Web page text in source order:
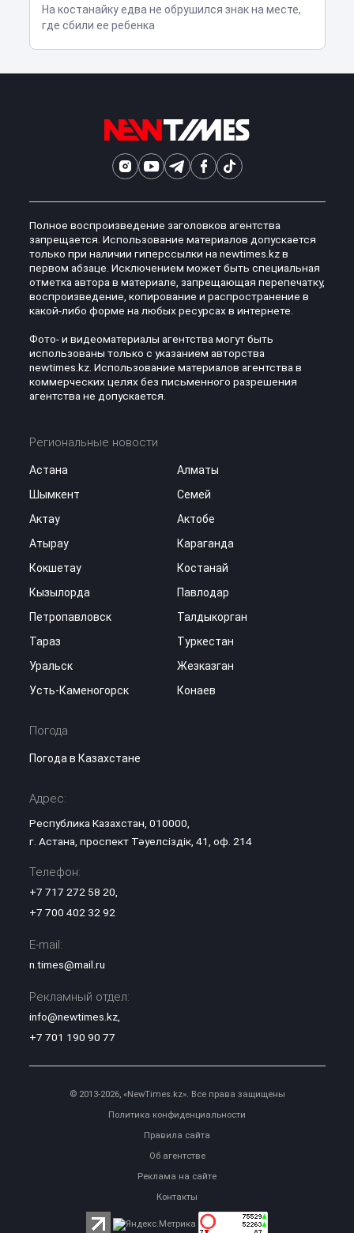
На костанайку едва не обрушился знак на месте,
где сбили ее ребенка
Полное воспроизведение заголовков агентства
запрещается. Использование материалов допускается
только при наличии гиперссылки на newtimes.kz в
первом абзаце. Исключением может быть специальная
отметка автора в материале, запрещающая перепечатку,
воспроизведение, копирование и распространение в
какой-либо форме на любых ресурсах в интернете.
Фото- и видеоматериалы агентства могут быть
использованы только с указанием авторства
newtimes.kz. Использование материалов агентства в
коммерческих целях без письменного разрешения
агентства не допускается.
Региональные новости
Астана
Алматы
Шымкент
Семей
Актау
Актобе
Атырау
Караганда
Кокшетау
Костанай
Кызылорда
Павлодар
Петропавловск
Талдыкорган
Тараз
Туркестан
Уральск
Жезказган
Усть-Каменогорск
Конаев
Погода
Погода в Казахстане
Адрес:
Республика Казахстан, 010000,
г. Астана, проспект Тәуелсіздік, 41, оф. 214
Телефон:
+7 717 272 58 20
+7 700 402 32 92
E-mail:
n.times@mail.ru
Рекламный отдел:
info@newtimes.kz,
+7 701 190 90 77
© 2013-2026, «NewTimes.kz». Все права защищены
Политика конфиденциальности
Правила сайта
Об агентстве
Реклама на сайте
Контакты